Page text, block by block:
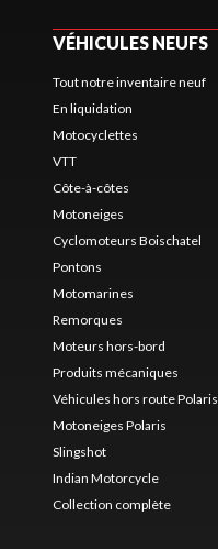
VÉHICULES NEUFS
Tout notre inventaire neuf
En liquidation
Motocyclettes
VTT
Côte-à-côtes
Motoneiges
Cyclomoteurs Boischatel
Pontons
Motomarines
Remorques
Moteurs hors-bord
Produits mécaniques
Véhicules hors route Polaris
Motoneiges Polaris
Slingshot
Indian Motorcycle
Collection complète